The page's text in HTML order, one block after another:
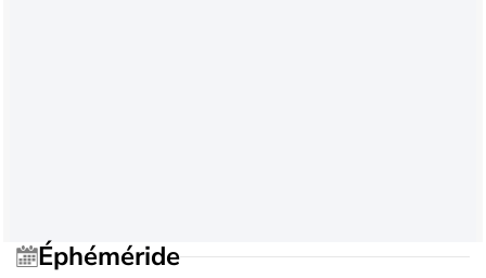
Éphéméride